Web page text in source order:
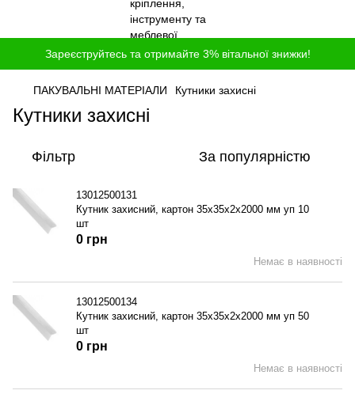
Зареєструйтесь та отримайте 3% вітальної знижки!
ПАКУВАЛЬНІ МАТЕРІАЛИ Кутники захисні
Кутники захисні
Фільтр За популярністю
13012500131
Кутник захисний, картон 35x35x2x2000 мм уп 10
шт
Немає в наявності
0 грн
13012500134
Кутник захисний, картон 35x35x2x2000 мм уп 50
шт
Немає в наявності
0 грн